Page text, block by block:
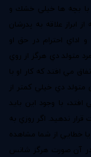
با بچه ها خيلي خشك و
ابراز علاقه به پدرشان
اداي احترام در حق او
متولد دي هرگز از روي
مي افتد كه كار او با
دي خيلي كمتر از
با وجود اين بايد
ندهيد. اگر روزي به
خطايي از شما مشاهده
آن صورت هرگز شانس